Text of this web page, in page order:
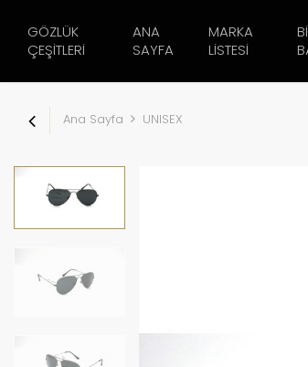
GÖZLÜK
ÇEŞITLERI
ANA
SAYFA
MARKA
LISTESI
Ana Sayfa UNISEX